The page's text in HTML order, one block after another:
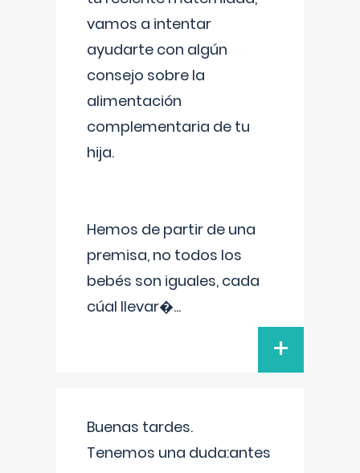
vamos a intentar
ayudarte con algún
consejo sobre la
alimentación
complementaria de tu
hija.
Hemos de partir de una
premisa, no todos los
bebés son iguales, cada
cúal llevar�...
+
Buenas tardes.
Tenemos una duda:antes